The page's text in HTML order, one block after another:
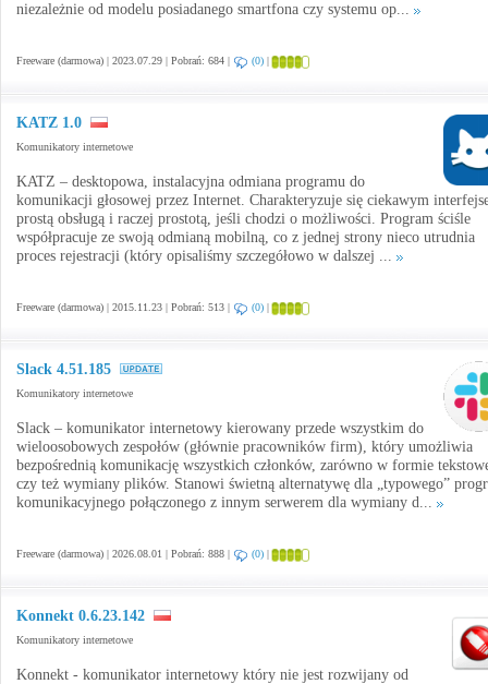
niezależnie od modelu posiadanego smartfona czy systemu op...
Freeware (darmowa) | 2023.07.29 | Pobrań: 684 | (0) |
KATZ 1.0
Komunikatory internetowe
KATZ – desktopowa, instalacyjna odmiana programu do
komunikacji głosowej przez Internet. Charakteryzuje się ciekawym
prostą obsługą i raczej prostotą, jeśli chodzi o możliwości. Program ściśle
współpracuje ze swoją odmianą mobilną, co z jednej strony nieco utrudnia
proces rejestracji (który opisaliśmy szczegółowo w dalszej ...
Freeware (darmowa) | 2015.11.23 | Pobrań: 513 | (0) |
Slack 4.51.185
Komunikatory internetowe
Slack – komunikator internetowy kierowany przede wszystkim do
wieloosobowych zespołów (głównie pracowników firm), który umożliwia
bezpośrednią komunikację wszystkich członków, zarówno w formie
czy też wymiany plików. Stanowi świetną alternatywę dla „typowego”
komunikacyjnego połączonego z innym serwerem dla wymiany d...
Freeware (darmowa) | 2026.08.01 | Pobrań: 888 | (0) |
Konnekt 0.6.23.142
Komunikatory internetowe
Konnekt - komunikator internetowy który nie jest rozwijany od